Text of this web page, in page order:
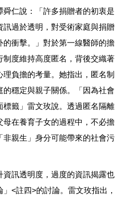
仁說：「許多捐贈者的初衷是
過於透明，對受術家庭與捐贈
衝擊。」對於第一線醫師的擔
度維持高度匿名，背後交織著
負擔的考量。她指出，匿名制
的穩定與親子關係。「因為社會
籤」雷文玫說。透過匿名隔離
在養育子女的過程中，不必擔
親生」身分可能帶來的社會污
訊透明度，過度的資訊揭露也
<註四>的討論。雷文玫指出，